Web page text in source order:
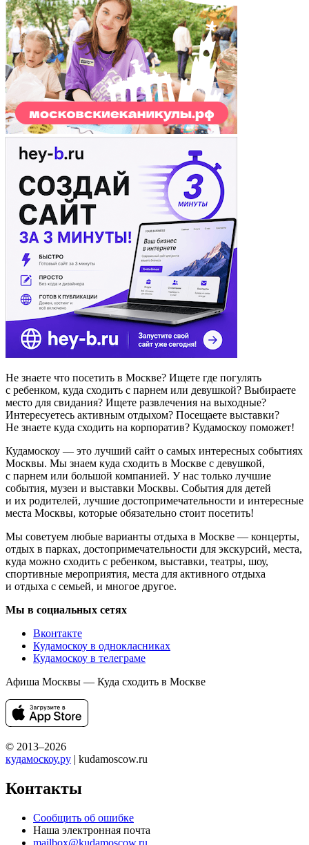
Не знаете что посетить в Москве? Ищете где погулять
с ребенком, куда сходить с парнем или девушкой? Выбираете
место для свидания? Ищете развлечения на выходные?
Интересуетесь активным отдыхом? Посещаете выставки?
Не знаете куда сходить на корпоратив? Кудамоскоу поможет!
Кудамоскоу — это лучший сайт о самых интересных событиях
Москвы. Мы знаем куда сходить в Москве с девушкой,
с парнем или большой компанией. У нас только лучшие
события, музеи и выставки Москвы. События для детей
и их родителей, лучшие достопримечательности и интересные
места Москвы, которые обязательно стоит посетить!
Мы советуем любые варианты отдыха в Москве — концерты,
отдых в парках, достопримечательности для экскурсий, места,
куда можно сходить с ребенком, выставки, театры, шоу,
спортивные мероприятия, места для активного отдыха
и отдыха с семьей, и многое другое.
Мы в социальных сетях
Вконтакте
Кудамоскоу в однокласниках
Кудамоскоу в телеграме
Афиша Москвы — Куда сходить в Москве
© 2013–2026
кудамоскоу.ру | kudamoscow.ru
Контакты
Сообщить об ошибке
Наша электронная почта
mailbox@kudamoscow.ru